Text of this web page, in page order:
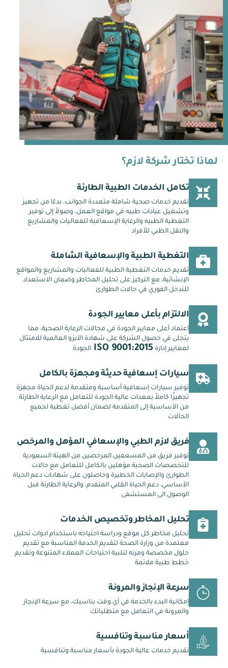
لماذا تختار شركة لازم؟
تكامل الخدمات الطبية الطارئة
تقديم خدمات صحية شاملة متعددة الجوانب، بدءًا من تجهيز
وتشغيل عيادات طبيه في مواقع العمل، وصولاً إلى توفير
التغطية الطبيه والرعاية الإسعافية للفعاليات والمشاريع
والنقل الطبي للأفراد
التغطية الطبية والإسعافية الشاملة
تقديم خدمات التغطية الطبية للفعاليات والمشاريع والمواقع
الإنشائية، مع التركيز على تحليل المخاطر وضمان الاستعداد
للتدخل الفوري في حالات الطوارئ
الالتزام بأعلى معايير الجودة
اعتماد أعلى معايير الجودة في مجالات الرعاية الصحية، مما
يتجلى في حصول الشركة على شهادة الآيزو العالمية للامتثال
لمعايير إدارة ISO 9001:2015 الجودة
سيارات إسعافية حديثة ومجهزة بالكامل
توفير سيارات إسعافية أساسية ومتقدمة لدعم الحياة مجهزة
تجهيزًا كاملاً بمعدات عالية الجودة للتعامل مع الرعاية الطارئة
من الأساسية إلى المتقدمة لضمان أفضل تغطية لجميع
الحالات
فريق لازم الطبي والإسعافي المؤهل والمرخص
توفير فريق من المسعفين المرخصين من الهيئة السعودية
للتخصصات الصحية مؤهلين بالكامل للتعامل مع حالات
الطوارئ والإصابات الخطيرة وحاصلون على شهادات دعم الحياة
الأساسي، دعم الحياة القلبي المتقدم، والرعاية الطارئة قبل
الوصول الى المستشفى
تحليل المخاطر وتخصيص الخدمات
تحليل مخاطر كل موقع ودراسة احتياجه باستخدام ادوات تحليل
معتمدة من وزارة الصحة لتقديم الخدمة المناسبة مع تقديم
حلول مخصصة ومرنه لتلبية احتياجات العملاء المتنوعة وتقديم
خطط طبية ملائمة
سرعة الإنجاز والمرونة
إمكانية البدء بالخدمة في أي وقت يناسبك، مع سرعة الإنجاز
والمرونة في التعامل مع متطلباتك
أسعار مناسبة وتنافسية
تقديم خدمات عالية الجودة بأسعار مناسبة وتنافسية